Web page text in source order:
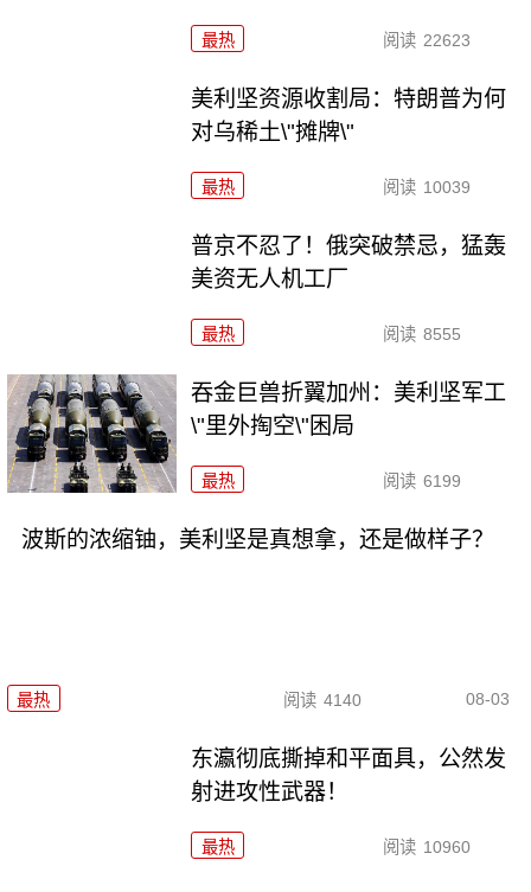
最热 阅读 22623
美利坚资源收割局：特朗普为何
对乌稀土\"摊牌\"
最热 阅读 10039
普京不忍了！俄突破禁忌，猛轰
美资无人机工厂
最热 阅读 8555
吞金巨兽折翼加州：美利坚军工
\"里外掏空\"困局
最热 阅读 6199
波斯的浓缩铀，美利坚是真想拿，还是做样子？
最热 阅读 4140 08-03
东瀛彻底撕掉和平面具，公然发
射进攻性武器！
最热 阅读 10960